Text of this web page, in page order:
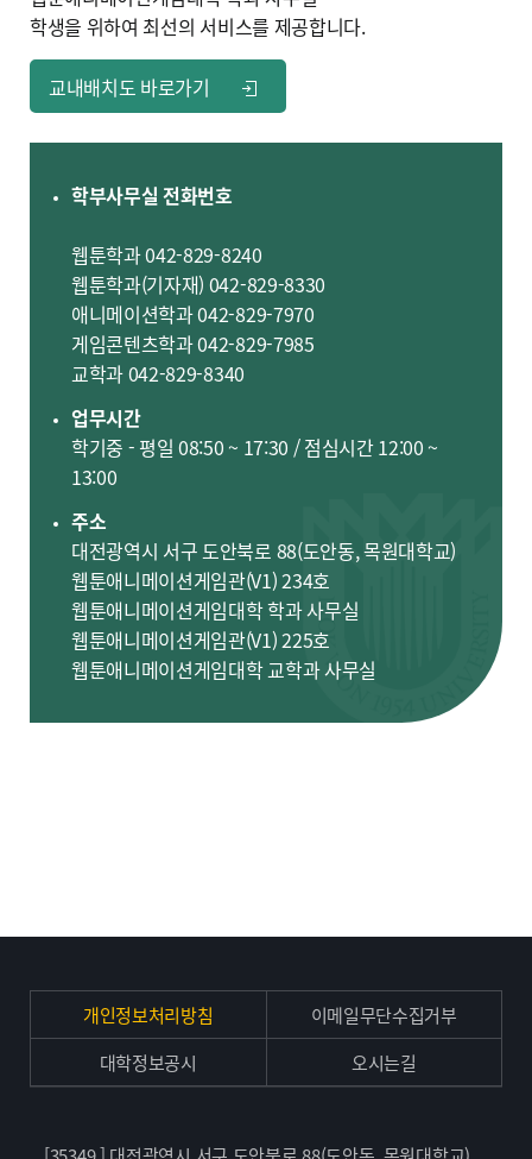
학생을 위하여 최선의 서비스를 제공합니다.
교내배치도 바로가기
학부사무실 전화번호
웹툰학과 042-829-8240
웹툰학과(기자재) 042-829-8330
애니메이션학과 042-829-7970
게임콘텐츠학과 042-829-7985
교학과 042-829-8340
업무시간
학기중 - 평일 08:50 ~ 17:30 / 점심시간 12:00 ~
13:00
주소
대전광역시 서구 도안북로 88(도안동, 목원대학교)
웹툰애니메이션게임관(V1) 234호
웹툰애니메이션게임대학 학과 사무실
웹툰애니메이션게임관(V1) 225호
웹툰애니메이션게임대학 교학과 사무실
개인정보처리방침
이메일무단수집거부
대학정보공시
오시는길